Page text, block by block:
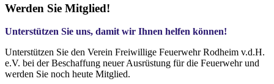
Werden Sie Mitglied!
Unterstützen Sie uns, damit wir Ihnen helfen können!
Unterstützen Sie den Verein Freiwillige Feuerwehr Rodheim v.d.H.
e.V. bei der Beschaffung neuer Ausrüstung für die Feuerwehr und
werden Sie noch heute Mitglied.